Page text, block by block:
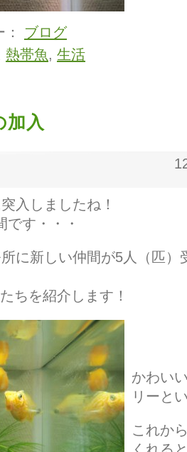
ブログ
熱帯魚, 生活
加入
入しましたね！
です・・・
に新しい仲間が5人（匹）
ちを紹介します！
かわい
リーと
これか